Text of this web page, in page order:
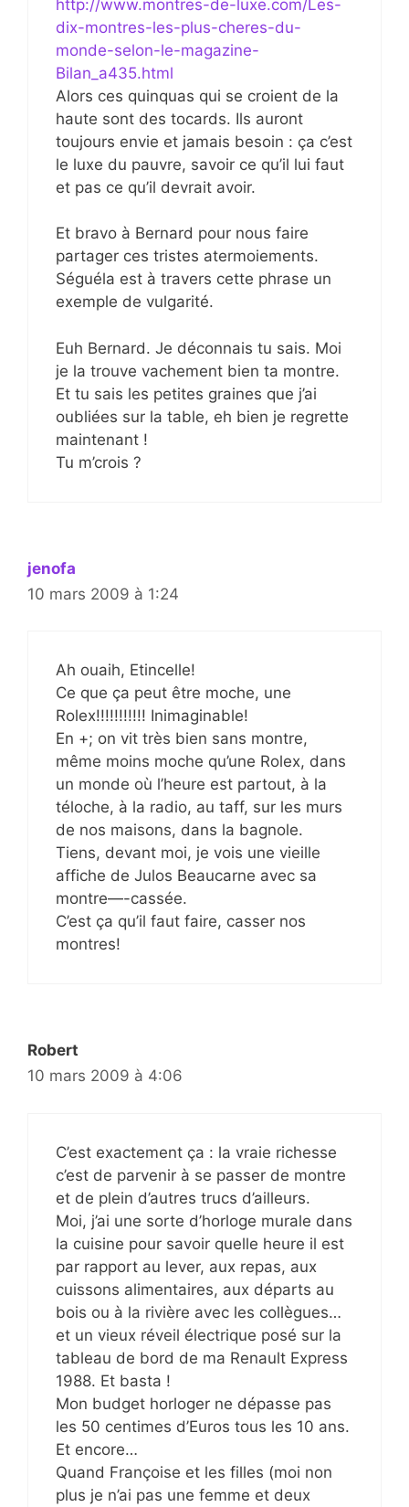
http://www.montres-de-luxe.com/Les-
dix-montres-les-plus-cheres-du-
monde-selon-le-magazine-
Bilan_a435.html
Alors ces quinquas qui se croient de la
haute sont des tocards. Ils auront
toujours envie et jamais besoin : ça c’est
le luxe du pauvre, savoir ce qu’il lui faut
et pas ce qu’il devrait avoir.
Et bravo à Bernard pour nous faire
partager ces tristes atermoiements.
Séguéla est à travers cette phrase un
exemple de vulgarité.
Euh Bernard. Je déconnais tu sais. Moi
je la trouve vachement bien ta montre.
Et tu sais les petites graines que j’ai
oubliées sur la table, eh bien je regrette
maintenant !
Tu m’crois ?
jenofa
10 mars 2009 à 1:24
Ah ouaih, Etincelle!
Ce que ça peut être moche, une
Rolex!!!!!!!!!!! Inimaginable!
En +; on vit très bien sans montre,
même moins moche qu’une Rolex, dans
un monde où l’heure est partout, à la
téloche, à la radio, au taff, sur les murs
de nos maisons, dans la bagnole.
Tiens, devant moi, je vois une vieille
affiche de Julos Beaucarne avec sa
montre—-cassée.
C’est ça qu’il faut faire, casser nos
montres!
Robert
10 mars 2009 à 4:06
C’est exactement ça : la vraie richesse
c’est de parvenir à se passer de montre
et de plein d’autres trucs d’ailleurs.
Moi, j’ai une sorte d’horloge murale dans
la cuisine pour savoir quelle heure il est
par rapport au lever, aux repas, aux
cuissons alimentaires, aux départs au
bois ou à la rivière avec les collègues…
et un vieux réveil électrique posé sur la
tableau de bord de ma Renault Express
1988. Et basta !
Mon budget horloger ne dépasse pas
les 50 centimes d’Euros tous les 10 ans.
Et encore…
Quand Françoise et les filles (moi non
plus je n’ai pas une femme et deux